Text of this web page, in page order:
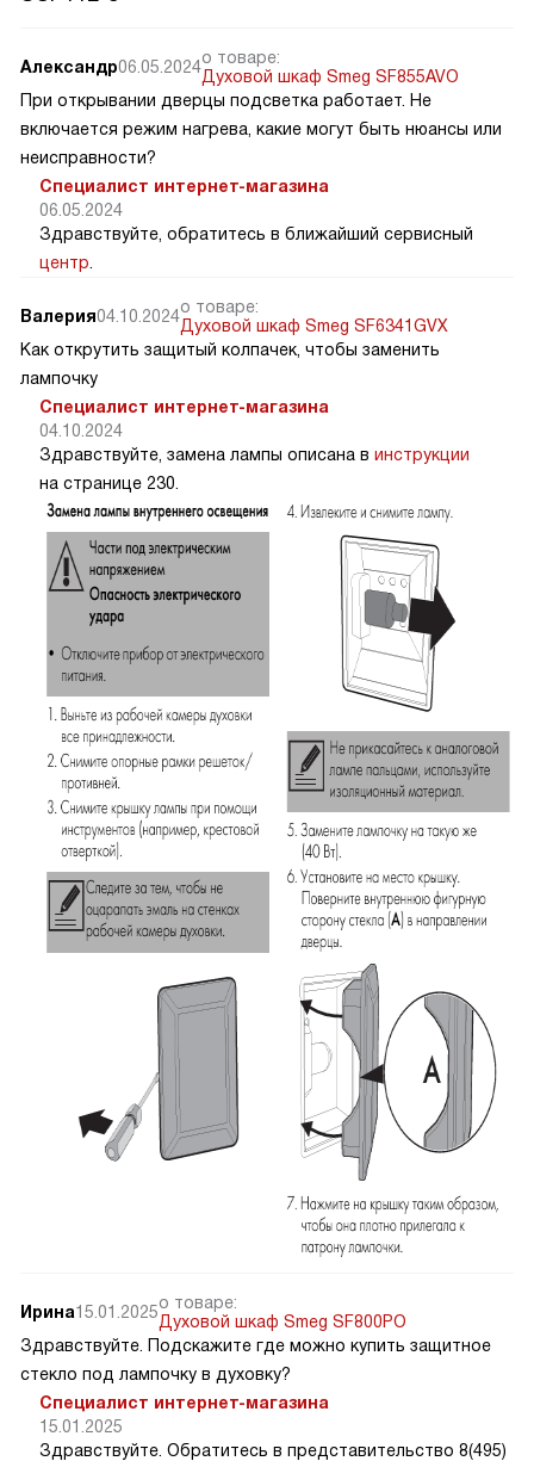
Александр06.05.2024о товаре:
Духовой шкаф Smeg SF855AVO
При открывании дверцы подсветка работает. Не
включается режим нагрева, какие могут быть нюансы или
неисправности?
Специалист интернет-магазина
06.05.2024
Здравствуйте, обратитесь в ближайший сервисный
центр
Валерия04.10.2024о товаре:
Духовой шкаф Smeg SF6341GVX
Как открутить защитый колпачек, чтобы заменить
лампочку
Специалист интернет-магазина
04.10.2024
Здравствуйте, замена лампы описана в инструкции
на странице 230.
Ирина15.01.2025о товаре:
Духовой шкаф Smeg SF800PO
Здравствуйте. Подскажите где можно купить защитное
стекло под лампочку в духовку?
Специалист интернет-магазина
15.01.2025
Здравствуйте. Обратитесь в представительство 8(495)